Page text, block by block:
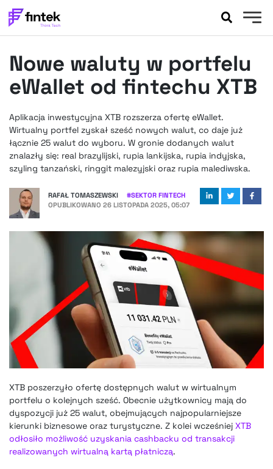
BANKOWOŚĆ
EVENTY
FELIETONY
WYWIADY
LEGAL
PODCASTY
FINTEK EXTRA
OKIEM EKSPERTA
Nowe waluty w portfelu
eWallet od fintechu XTB
Aplikacja inwestycyjna XTB rozszerza ofertę eWallet.
Wirtualny portfel zyskał sześć nowych walut, co daje już
łącznie 25 walut do wyboru. W gronie dodanych walut
znalazły się: real brazylijski, rupia lankijska, rupia indyjska,
szyling tanzański, ringgit malezyjski oraz rupia malediwska.
RAFAŁ TOMASZEWSKI #SEKTOR FINTECH
OPUBLIKOWANO 26 LISTOPADA 2025, 05:07
XTB poszerzyło ofertę dostępnych walut w wirtualnym
portfelu o kolejnych sześć. Obecnie użytkownicy mają do
dyspozycji już 25 walut, obejmujących najpopularniejsze
kierunki biznesowe oraz turystyczne. Z kolei wcześniej XTB
odłosiło możliwość uzyskania cashbacku od transakcji
realizowanych wirtualną kartą płatniczą.